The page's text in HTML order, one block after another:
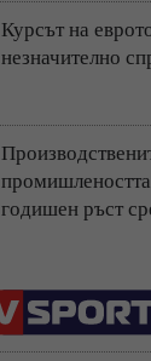
Курсът на
незначително
годишен ръст